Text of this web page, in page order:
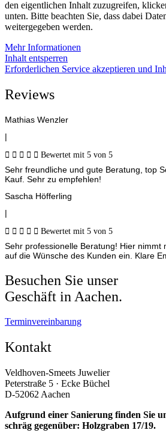
den eigentlichen Inhalt zuzugreifen,
unten. Bitte beachten Sie, dass dabei
weitergegeben werden.
Mehr Informationen
Inhalt entsperren
Erforderlichen Service akzeptieren und
Reviews
Mathias Wenzler
|
     Bewertet mit 5 von 5
Sehr freundliche und gute Beratung, top
Kauf. Sehr zu empfehlen!
Sascha Höfferling
|
     Bewertet mit 5 von 5
Sehr professionelle Beratung! Hier nimmt
auf die Wünsche des Kunden ein. Klare
Besuchen Sie unser
Geschäft in Aachen.
Terminvereinbarung
Kontakt
Veldhoven-Smeets Juwelier
Peterstraße 5 · Ecke Büchel
D-52062 Aachen
Aufgrund einer Sanierung finden Sie
schräg gegenüber: Holzgraben 17/19.